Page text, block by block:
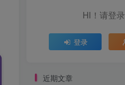
HI！请登录
登录
近期文章
HI！请登录
登录